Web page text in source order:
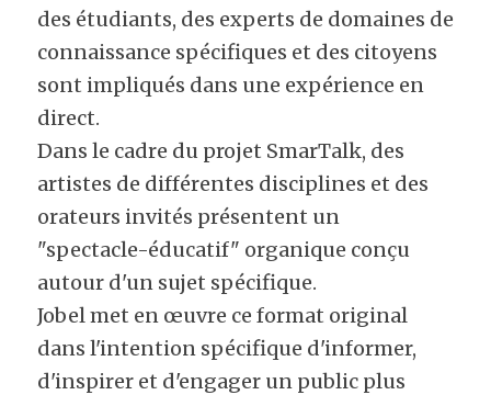
des étudiants, des experts de domaines de
connaissance spécifiques et des citoyens
sont impliqués dans une expérience en
direct.
Dans le cadre du projet SmarTalk, des
artistes de différentes disciplines et des
orateurs invités présentent un
"spectacle-éducatif" organique conçu
autour d'un sujet spécifique.
Jobel met en œuvre ce format original
dans l'intention spécifique d'informer,
d'inspirer et d'engager un public plus